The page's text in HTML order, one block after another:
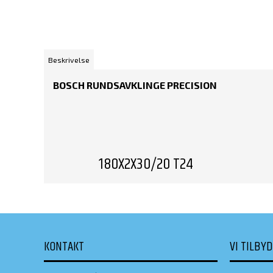
Beskrivelse
BOSCH RUNDSAVKLINGE PRECISION
180X2X30/20 T24
KONTAKT VI